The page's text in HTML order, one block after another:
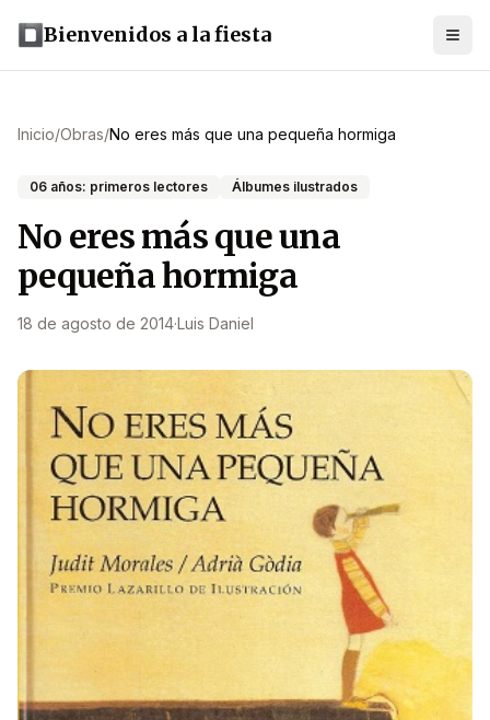
Bienvenidos a la fiesta
Inicio/Obras/No eres más que una pequeña hormiga
06 años: primeros lectores Álbumes ilustrados
No eres más que una
pequeña hormiga
18 de agosto de 2014·Luis Daniel